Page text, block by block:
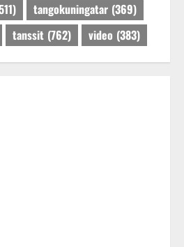
tangokuningatar (369)
tanssit (762) video (383)